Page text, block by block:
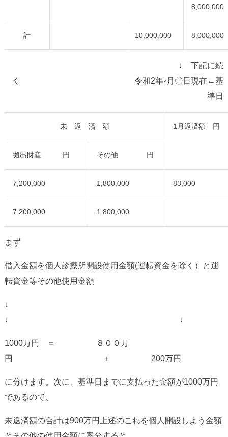
8,000,000
計 10,000,000 8,000,000
↓ 下記に続
く 令和2年◦月〇日現在←基
準日
未 返 済 額 1月返済額 円
拠出財産 円 その他 円
7,200,000 1,800,000 83,000
7,200,000 1,800,000
まず
借入金額を個人診療所開設使用金額(運転資金を除く）と運
転資金等その他使用金額
↓
↓ ↓
1000万円 ＝ ８００万
円 ＋ 200万円
に分けます。次に、基準日までに支払った金額が1000万円
であるので、
未返済額の合計は900万円上述のこれを個人開設しよう金額